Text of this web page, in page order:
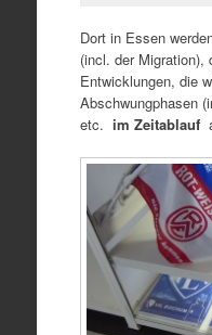
Dort in Essen
(incl. der Migration),
Entwicklungen, die
Abschwungphasen
etc. im Zeitablauf